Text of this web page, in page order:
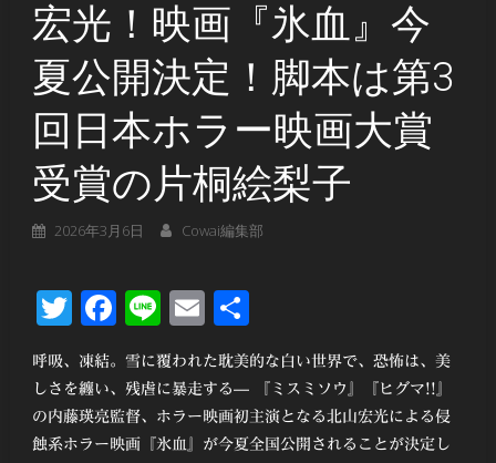
宏光！映画『氷血』今
夏公開決定！脚本は第3
回日本ホラー映画大賞
受賞の片桐絵梨子
2026年3月6日 Cowai編集部
Twitter
Facebook
LineEmail
呼吸、凍結。雪に覆われた耽美的な白い世界で、恐怖は、美
しさを纏い、残虐に暴走する— 『ミスミソウ』『ヒグマ!!』
の内藤瑛亮監督、ホラー映画初主演となる北山宏光による侵
蝕系ホラー映画『氷血』が今夏全国公開されることが決定し